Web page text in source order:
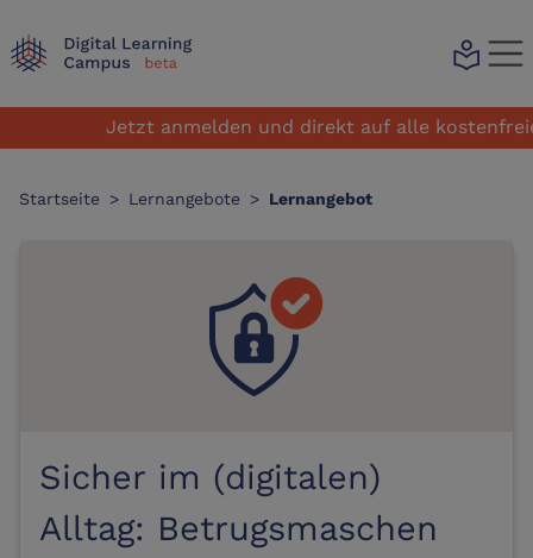
local_library
Jetzt anmelden und direkt auf alle
Startseite > Lernangebote > Lernangebot
Sicher im (digitalen)
Alltag: Betrugsmaschen